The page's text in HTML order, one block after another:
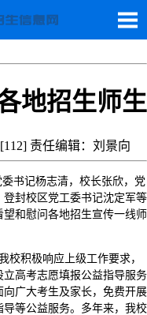
地招生师生
112] 责任编辑：刘景向
书记杨志清，校长张欣，党
封校区党工委书记沈定军等
和慰问各地招生宣传一线师
校积极响应上级工作要求，
高考志愿填报公益指导服务
广大考生及家长，免费开展
等公益服务。多年来，我校